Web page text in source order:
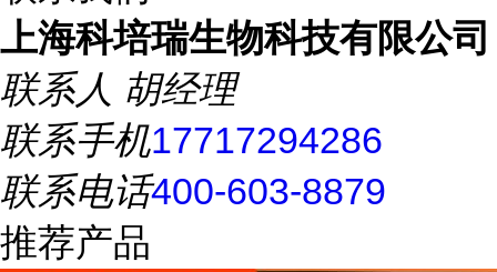
上海科培瑞生物科技有限公司
联系人 胡经理
联系手机17717294286
联系电话400-603-8879
推荐产品